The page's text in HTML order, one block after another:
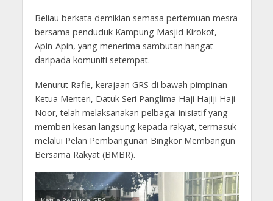
Beliau berkata demikian semasa pertemuan mesra
bersama penduduk Kampung Masjid Kirokot,
Apin-Apin, yang menerima sambutan hangat
daripada komuniti setempat.
Menurut Rafie, kerajaan GRS di bawah pimpinan
Ketua Menteri, Datuk Seri Panglima Haji Hajiji Haji
Noor, telah melaksanakan pelbagai inisiatif yang
memberi kesan langsung kepada rakyat, termasuk
melalui Pelan Pembangunan Bingkor Membangun
Bersama Rakyat (BMBR).